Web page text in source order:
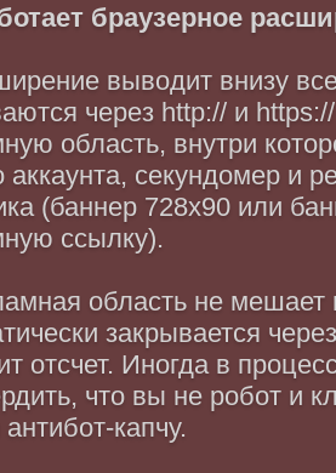
браузерное
выводит внизу
через http:// и
область, внутри
аккаунта, секундомер и
(баннер 728x90 или
ссылку).
область не мешает
закрывается
отсчет. Иногда в
что вы не робот и
капчу.